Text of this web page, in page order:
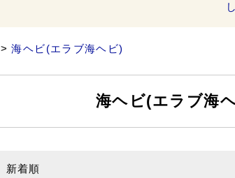
>海ヘビ(エラブ海ヘビ)
海ヘビ(エラブ海
新着順